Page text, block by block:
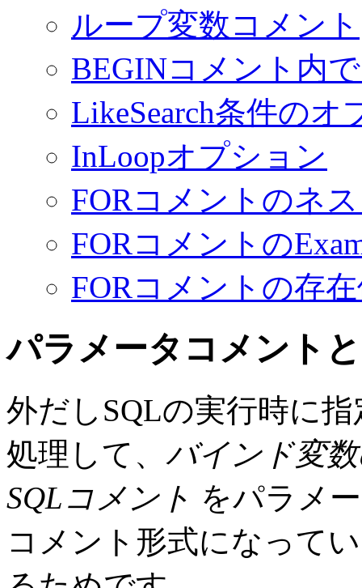
ループ変数コメント
BEGINコメント内
LikeSearch条件のオ
InLoopオプション
FORコメントのネ
FORコメントの
FORコメントの存
パラメータコメント
外だしSQLの実行時に
処理して、 バインド変
SQLコメント をパラメ
コメント形式になって